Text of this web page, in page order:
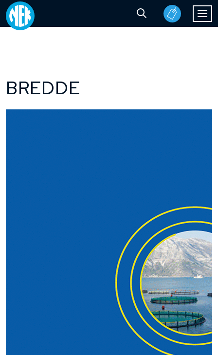
BREDDE